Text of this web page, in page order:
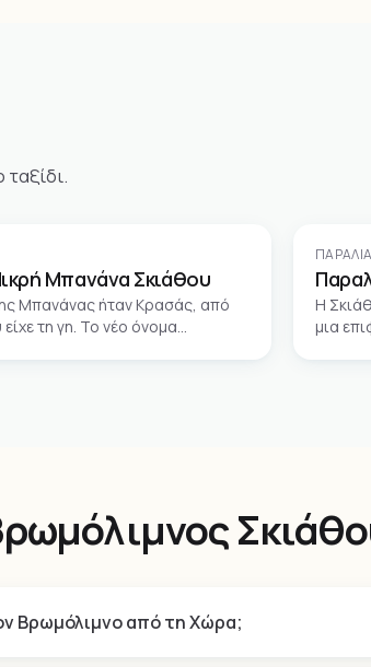
ταξίδι.
Μπανάνα Σκιάθου
Μπανάνας ήταν Κρασάς, από
τη γη. Το νέο όνομα
ΠΑΡΑΛΊΑ
Η
μια
Βρωμόλιμνο από τη Χώρα;